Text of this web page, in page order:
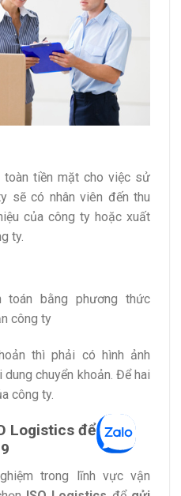
toàn tiền mặt cho việc sử
sẽ có nhân viên đến thu
của công ty hoặc xuất
ty.
toán bằng phương thức
công ty
thì phải có hình ảnh
chuyển khoản. Để hai
công ty.
Logistics để gửi
trong lĩnh vực vận